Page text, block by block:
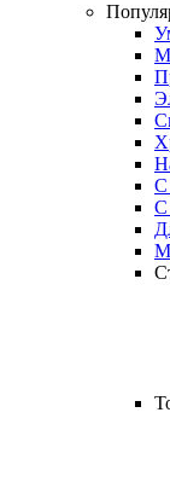
С
С